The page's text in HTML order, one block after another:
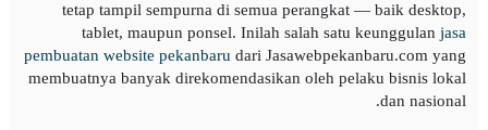
tetap tampil sempurna di semua perangkat — baik desktop,
tablet, maupun ponsel. Inilah salah satu keunggulan jasa
pembuatan website pekanbaru dari Jasawebpekanbaru.com yang
membuatnya banyak direkomendasikan oleh pelaku bisnis lokal
dan nasional.